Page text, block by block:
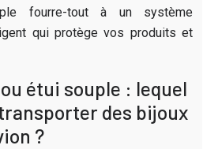
fourre-tout à un système
qui protège vos produits et
étui souple : lequel
des bijoux
?